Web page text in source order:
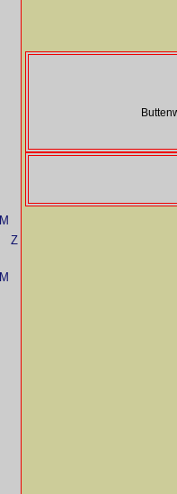
M
Z
M